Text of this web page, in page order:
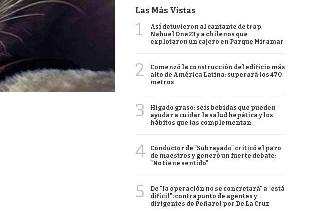
Las Más Vistas
1
Así detuvieron al cantante de trap
Nahuel One23 y a chilenos que
explotaron un cajero en Parque Miramar
2
Comenzó la construcción del edificio más
alto de América Latina: superará los 470
metros
3
Hígado graso: seis bebidas que pueden
ayudar a cuidar la salud hepática y los
hábitos que las complementan
4
Conductor de "Subrayado" criticó el paro
de maestros y generó un fuerte debate:
"No tiene sentido"
5
De "la operación no se concretará" a "está
difícil": contrapunto de agentes y
dirigentes de Peñarol por De La Cruz